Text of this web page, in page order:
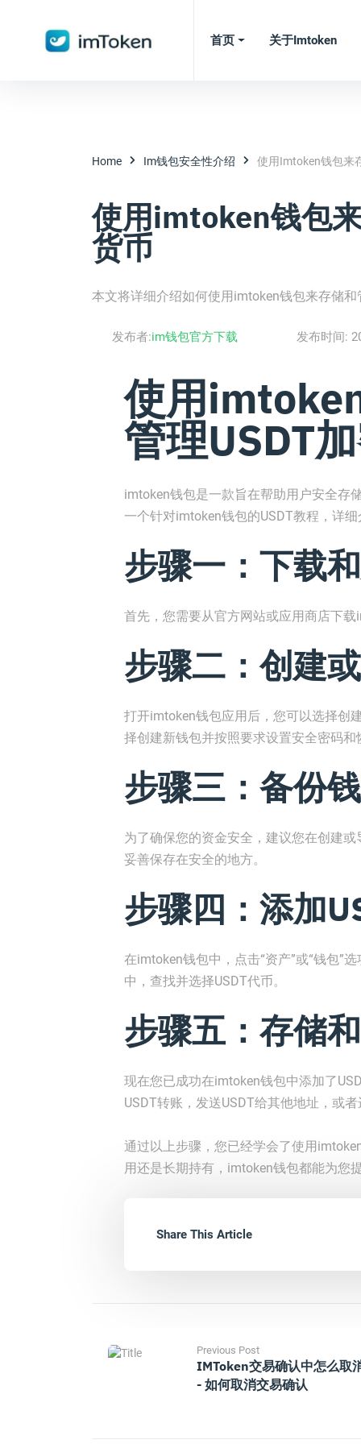
首页 关于imtoken
Home Im钱包安全性介绍 使用imtoken钱包来
使用imtoken钱包
货币
本文将详细介绍如何使用imtoken钱包来存储
发布者:im钱包官方下载 发布时间:
使用
管理USDT
imtoken钱包是一款旨在帮助用户安全存
一个针对imtoken钱包的USDT教程，详
步骤一：下载
首先，您需要从官方网站或应用商店下
步骤二：创建
打开imtoken钱包应用后，您可以选择创
择创建新钱包并按照要求设置安全密码和
步骤三：备份
为了确保您的资金安全，建议您在创建
妥善保存在安全的地方。
步骤四：添加
在imtoken钱包中，点击“资产”或“钱包”
中，查找并选择USDT代币。
步骤五：存储
现在您已成功在imtoken钱包中添加了
USDT转账，发送USDT给其他地址，或
通过以上步骤，您已经学会了使用
用还是长期持有，imtoken钱包都能为您
Share This Article
Previous Post
IMToken交易确认中怎么取
- 如何取消交易确认